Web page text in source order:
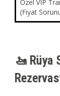
Özel VIP
(Fiyat
🚤 Rüya